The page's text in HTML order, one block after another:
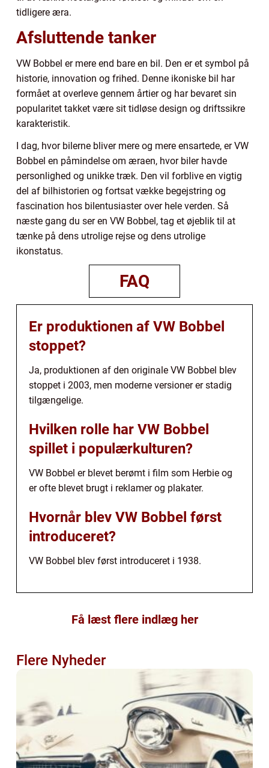
tidligere æra.
Afsluttende tanker
VW Bobbel er mere end bare en bil. Den er et symbol på
historie, innovation og frihed. Denne ikoniske bil har
formået at overleve gennem årtier og har bevaret sin
popularitet takket være sit tidløse design og driftssikre
karakteristik.
I dag, hvor bilerne bliver mere og mere ensartede, er VW
Bobbel en påmindelse om æraen, hvor biler havde
personlighed og unikke træk. Den vil forblive en vigtig
del af bilhistorien og fortsat vække begejstring og
fascination hos bilentusiaster over hele verden. Så
næste gang du ser en VW Bobbel, tag et øjeblik til at
tænke på dens utrolige rejse og dens utrolige
ikonstatus.
FAQ
Er produktionen af VW Bobbel
stoppet?
Ja, produktionen af den originale VW Bobbel blev
stoppet i 2003, men moderne versioner er stadig
tilgængelige.
Hvilken rolle har VW Bobbel
spillet i populærkulturen?
VW Bobbel er blevet berømt i film som Herbie og
er ofte blevet brugt i reklamer og plakater.
Hvornår blev VW Bobbel først
introduceret?
VW Bobbel blev først introduceret i 1938.
Få læst flere indlæg her
Flere Nyheder